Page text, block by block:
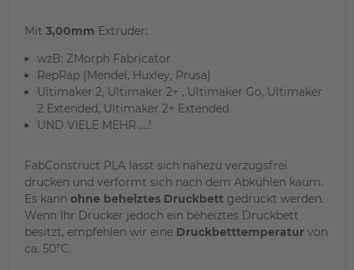
Mit 3,00mm Extruder:
wzB: ZMorph Fabricator
RepRap (Mendel, Huxley, Prusa)
Ultimaker 2, Ultimaker 2+ , Ultimaker Go, Ultimaker
2 Extended, Ultimaker 2+ Extended
UND VIELE MEHR ....!
FabConstruct PLA lässt sich nahezu verzugsfrei
drucken und verformt sich nach dem Abkühlen kaum.
Es kann ohne beheiztes Druckbett gedruckt werden.
Wenn Ihr Drucker jedoch ein beheiztes Druckbett
besitzt, empfehlen wir eine Druckbetttemperatur von
ca. 50°C.